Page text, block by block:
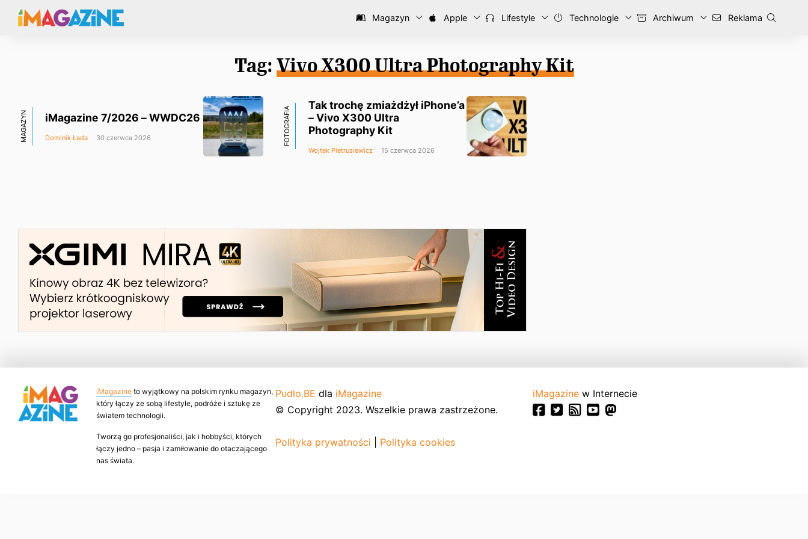
Magazyn Apple Lifestyle Technologie Archiwum Reklama
Tag: Vivo X300 Ultra Photography Kit
MAGAZYN iMagazine 7/2026 – WWDC26
Dominik Łada 30 czerwca 2026 FOTOGRAFIA
Tak trochę zmiażdżył iPhone’a
– Vivo X300 Ultra
Photography Kit
Wojtek Pietrusiewicz 15 czerwca 2026
iMagazine to wyjątkowy na polskim rynku magazyn,
który łączy ze sobą lifestyle, podróże i sztukę ze
światem technologii.
Tworzą go profesjonaliści, jak i hobbyści, których
łączy jedno – pasja i zamiłowanie do otaczającego
nas świata.
Pudło.BE dla iMagazine
© Copyright 2023. Wszelkie prawa zastrzeżone.
Polityka prywatności Polityka cookies
iMagazine w Internecie